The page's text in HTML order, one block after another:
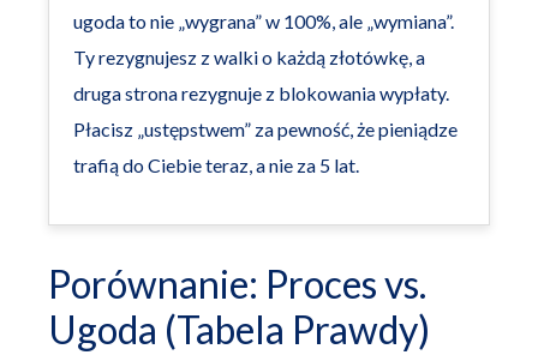
ugoda to nie „wygrana” w 100%, ale „wymiana”.
Ty rezygnujesz z walki o każdą złotówkę, a
druga strona rezygnuje z blokowania wypłaty.
Płacisz „ustępstwem” za pewność, że pieniądze
trafią do Ciebie teraz, a nie za 5 lat.
Porównanie: Proces vs.
Ugoda (Tabela Prawdy)